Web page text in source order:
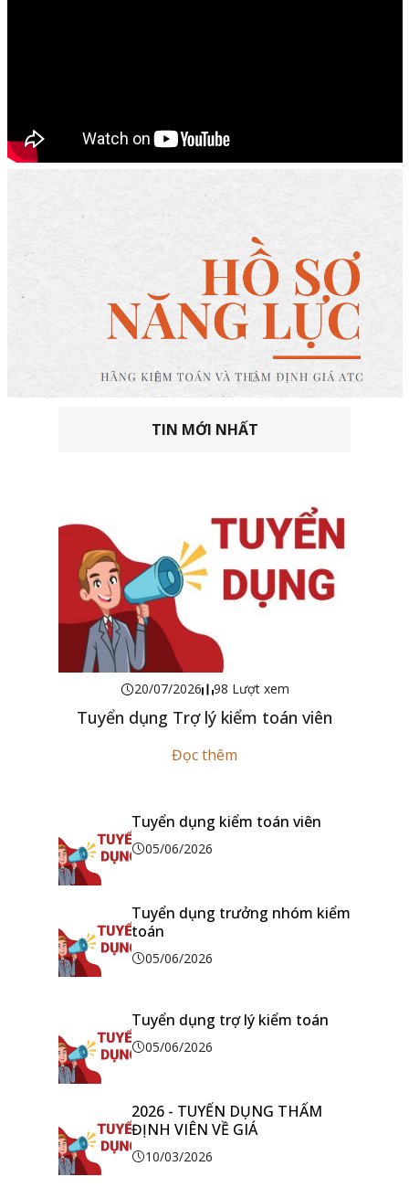
TIN MỚI NHẤT
20/07/2026 98 Lượt xem
Tuyển dụng Trợ lý kiểm toán viên
Đọc thêm
Tuyển dụng kiểm toán viên
05/06/2026
Tuyển dụng trưởng nhóm kiểm
toán
05/06/2026
Tuyển dụng trợ lý kiểm toán
05/06/2026
2026 - TUYỂN DỤNG THẨM
ĐỊNH VIÊN VỀ GIÁ
10/03/2026